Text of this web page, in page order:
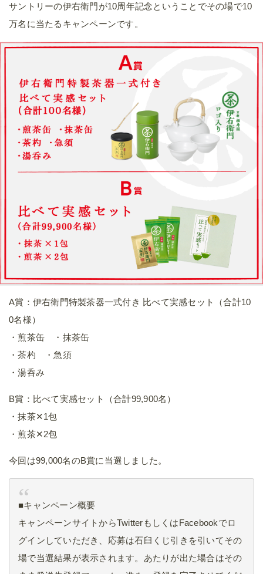
サントリーの伊右衛門が10周年記念ということでその場で10
万名に当たるキャンペーンです。
A賞：伊右衛門特製茶器一式付き 比べて実感セット（合計10
0名様）
・煎茶缶 ・抹茶缶
・茶杓 ・急須
・湯呑み
B賞：比べて実感セット（合計99,900名）
・抹茶✕1包
・煎茶✕2包
今回は99,000名のB賞に当選しました。
■キャンペーン概要
キャンペーンサイトからTwitterもしくはFacebookでロ
グインしていただき、応募は石臼くじ引きを引いてその
場で当選結果が表示されます。あたりが出た場合はその